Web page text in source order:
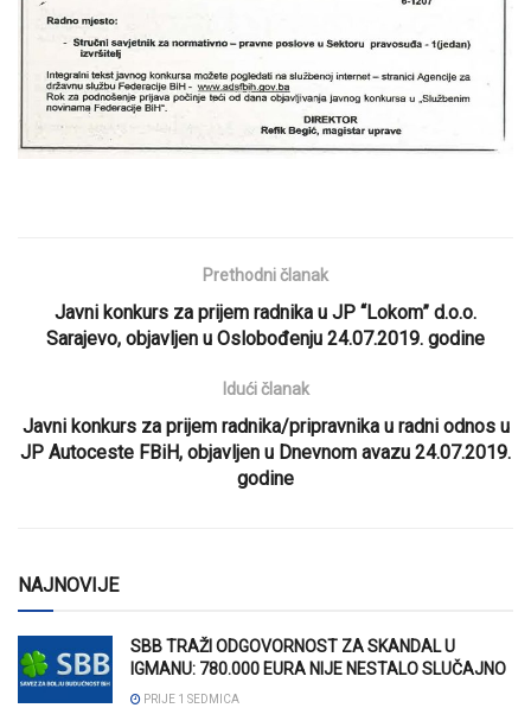
Prethodni članak
Javni konkurs za prijem radnika u JP “Lokom” d.o.o.
Sarajevo, objavljen u Oslobođenju 24.07.2019. godine
Idući članak
Javni konkurs za prijem radnika/pripravnika u radni odnos u
JP Autoceste FBiH, objavljen u Dnevnom avazu 24.07.2019.
godine
NAJNOVIJE
SBB TRAŽI ODGOVORNOST ZA SKANDAL U
IGMANU: 780.000 EURA NIJE NESTALO SLUČAJNO
PRIJE 1 SEDMICA